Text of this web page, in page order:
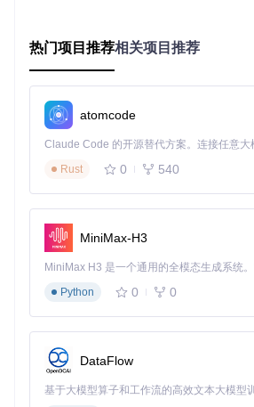
这一步就像进入房屋的控制面板，所有关
行。
🔧步骤2：配置CDN替换规则在配置页
项：
"图片CDN替换前地址"：填写原始附件
p://www.yourblog.com/usr/
"图片CDN替换后地址"：填写CDN加
站"，当用户请求图片时，系统会自动将
器，而不是直接访问你的主服务器。
置为"启用"，这将自动对CDN资源进行
间。
验证方法
热门项目推荐相关项目推荐
atomcode
Rust
0 540
MiniMax-H3
Python
0 0
DataFlow
基于大模型算子和工作流的高效文本大模型